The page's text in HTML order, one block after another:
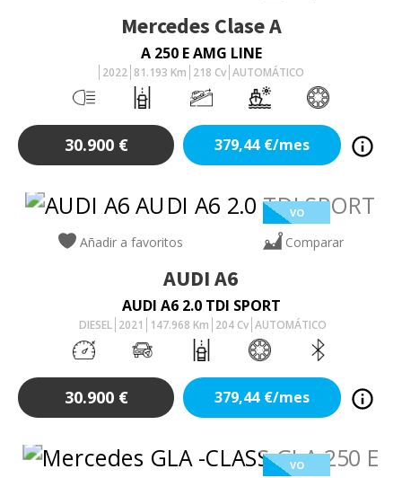
Mercedes Clase A
A 250 E AMG LINE
2022 81.193 Km 218 Cv AUTOMÁTICO
30.900 € 379,44 €/mes
VO
Añadir a favoritos Comparar
AUDIA6
AUDI A6 2.0 TDI SPORT
DIESEL 2021 147.968 Km 204Cv AUTOMÁTICO
30.900 € 379,44 €/mes
VO